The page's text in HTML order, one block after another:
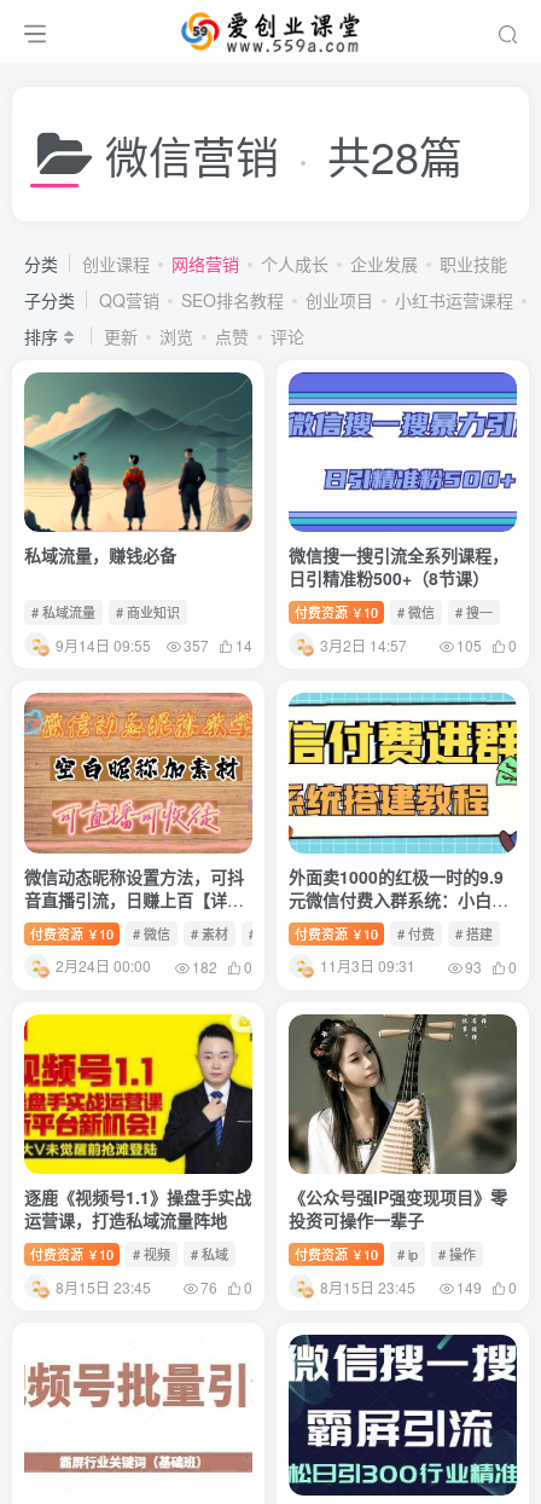
微信营销 共28篇
分类 创业课程 网络营销 个人成长 企业发展
职业技能
子分类
QQ营销 SEO排名教程 创业项目 小红书运营课程
排序
更新 浏览 点赞 评论
私域流量，赚钱必备
# 私域流量 # 商业知识
9月14日 09:55 357 14
微信搜一搜引流全系列课程，
日引精准粉500+（8节课）
付费资源 ￥ 10 # 微信 # 搜一
3月2日 14:57 105 0
微信动态昵称设置方法，可抖
音直播引流，日赚上百【详细
视频教程+素材】
付费资源 ￥ 10 # 微信 # 素材 # 昵称
2月24日 00:00 182 0
外面卖1000的红极一时的9.9
元微信付费入群系统：小白一
学就会（源码+教程）
付费资源 ￥ 10 # 付费 # 搭建
11月3日 09:31 93 0
逐鹿《视频号1.1》操盘手实战
运营课，打造私域流量阵地
付费资源 ￥ 10 # 视频 # 私域
8月15日 23:45 76 0
《公众号强IP强变现项目》零
投资可操作一辈子
付费资源 ￥ 10 # ip # 操作
8月15日 23:45 149 0